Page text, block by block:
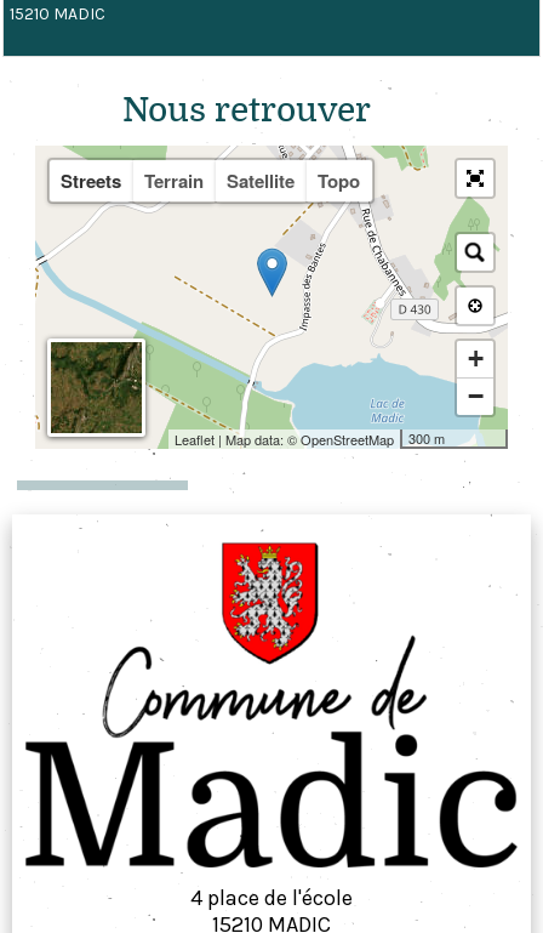
15210 MADIC
Nous retrouver
Streets Terrain Satellite Topo
+
−
300 m
Leaflet | Map data: ©OpenStreetMap
MENTIONS LÉGALES
4 place de l'école
15210 MADIC